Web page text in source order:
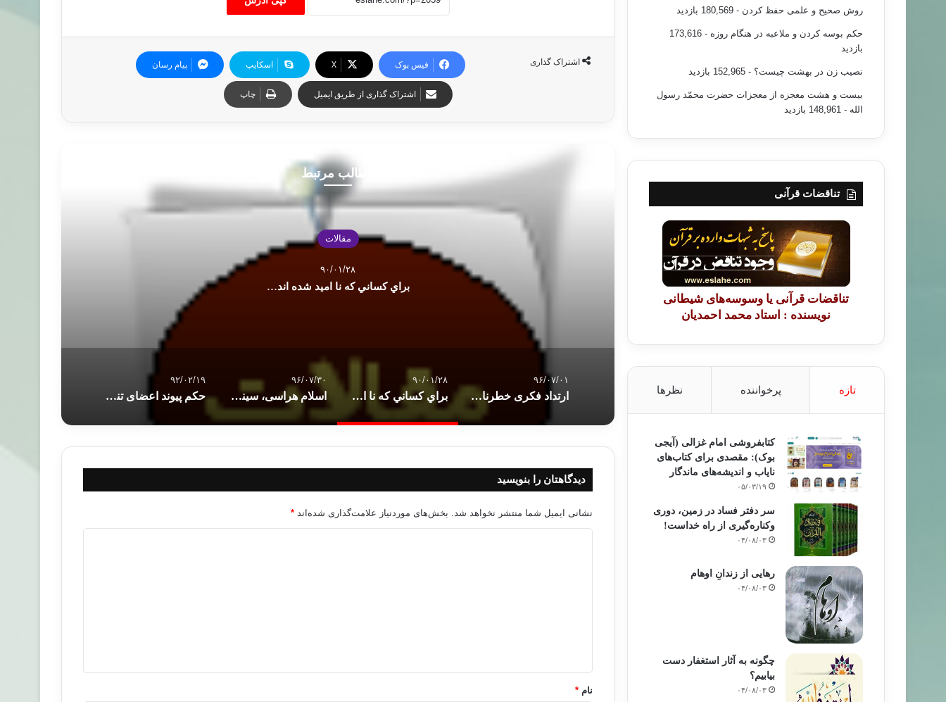
اشتراک گذاری فیس بوک X اسکایپ پیام رسان
اشتراک گذاری از طریق ایمیل چاپ
مطالب مرتبط
ارتداد پوشش‌دار (فکری) از ارتداد علنی
مقالات
۹۰/۰۱/۲۸
براي كساني كه نا اميد شده اند…
۹۶/۰۷/۰۱
ارتداد فکری خطرناک بودن ارتداد پوشش‌دار (فکری) از ارتداد علنی
۹۰/۰۱/۲۸
براي كساني كه نا اميد شده اند…
۹۶/۰۷/۳۰
اسلام هراسی، سینما فرصتی برای عبور از اسلام هراسی می باشد
۹۲/۰۲/۱۹
حکم پیوند اعضای تناسلی چیست؟
دیدگاهتان را بنویسید
نشانی ایمیل شما منتشر نخواهد شد. بخش‌های موردنیاز علامت‌گذاری شده‌اند *
نام *
روش صحیح و علمی حفظ کردن - 180,569 بازدید
حکم بوسه کردن و ملاعبه در هنگام روزه
- 173,616
بازدید
نصیب زن در بهشت چیست؟ - 152,965 بازدید
بیست و هشت معجزه از معجزات حضرت محمّد رسول
الله - 148,961 بازدید
تناقضات قرآنی
تناقضات قرآنی یا وسوسه‌های شیطانی
نویسنده : استاد محمد احمدیان
تازه پرخواننده نظرها
کتابفروشی امام غزالی (آیجی
بوک): مقصدی برای کتاب‌های
نایاب و اندیشه‌های ماندگار
۰۵/۰۳/۱۹
سر دفتر فساد در زمین‌، دوری
وکناره‌گیری از راه خداست‌!
۰۴/۰۸/۰۳
رهایی از زندانِ اوهام
۰۴/۰۸/۰۳
چگونه به آثار استغفار دست
بیابیم؟
۰۴/۰۸/۰۳